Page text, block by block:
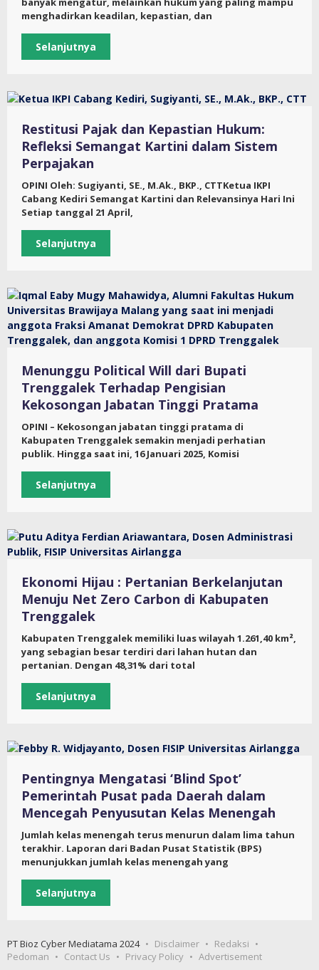
menghadirkan keadilan, kepastian, dan
Selanjutnya
Restitusi Pajak dan Kepastian Hukum:
Refleksi Semangat Kartini dalam Sistem
Perpajakan
OPINI Oleh: Sugiyanti, SE., M.Ak., BKP., CTTKetua IKPI
Cabang Kediri Semangat Kartini dan Relevansinya Hari Ini
Setiap tanggal 21 April,
Selanjutnya
Menunggu Political Will dari Bupati
Trenggalek Terhadap Pengisian
Kekosongan Jabatan Tinggi Pratama
OPINI – Kekosongan jabatan tinggi pratama di
Kabupaten Trenggalek semakin menjadi perhatian
publik. Hingga saat ini, 16 Januari 2025, Komisi
Selanjutnya
Ekonomi Hijau : Pertanian Berkelanjutan
Menuju Net Zero Carbon di Kabupaten
Trenggalek
Kabupaten Trenggalek memiliki luas wilayah 1.261,40 km²,
yang sebagian besar terdiri dari lahan hutan dan
pertanian. Dengan 48,31% dari total
Selanjutnya
Pentingnya Mengatasi ‘Blind Spot’
Pemerintah Pusat pada Daerah dalam
Mencegah Penyusutan Kelas Menengah
Jumlah kelas menengah terus menurun dalam lima tahun
terakhir. Laporan dari Badan Pusat Statistik (BPS)
menunjukkan jumlah kelas menengah yang
Selanjutnya
PT Bioz Cyber Mediatama 2024 Disclaimer
Redaksi
Pedoman
Contact Us Privacy Policy Advertisement